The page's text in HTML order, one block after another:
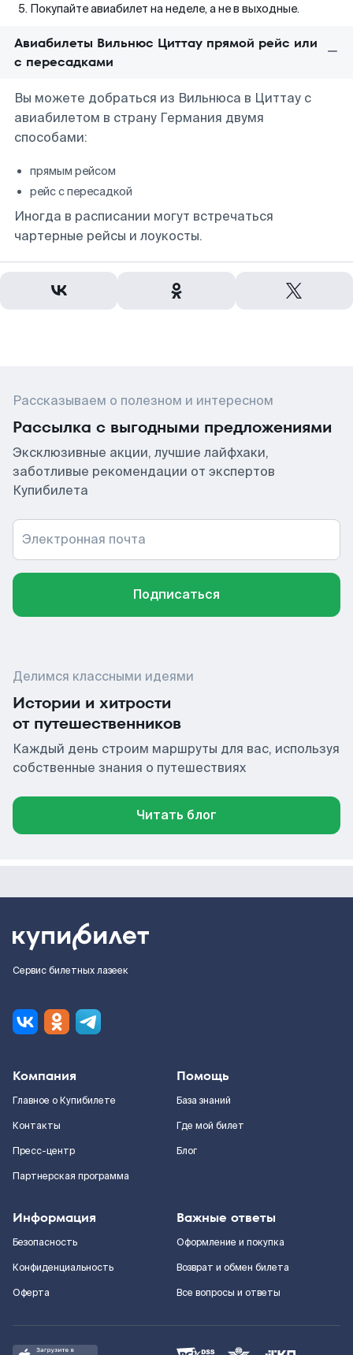
Покупайте авиабилет на неделе, а не в выходные.
Авиабилеты Вильнюс Циттау прямой рейс или
с пересадками
Вы можете добраться из Вильнюса в Циттау с
авиабилетом в страну Германия двумя
способами:
прямым рейсом
рейс с пересадкой
Иногда в расписании могут встречаться
чартерные рейсы и лоукосты.
Рассказываем о полезном и интересном
Рассылка с выгодными предложениями
Эксклюзивные акции, лучшие лайфхаки,
заботливые рекомендации от экспертов
Купибилета
Электронная почта
Подписаться
Делимся классными идеями
Истории и хитрости
от путешественников
Каждый день строим маршруты для вас, используя
собственные знания о путешествиях
Читать блог
Сервис билетных лазеек
Компания
Главное о Купибилете
Контакты
Пресс-центр
Партнерская программа
Помощь
База знаний
Где мой билет
Блог
Информация
Безопасность
Конфиденциальность
Оферта
Важные ответы
Оформление и покупка
Возврат и обмен билета
Все вопросы и ответы